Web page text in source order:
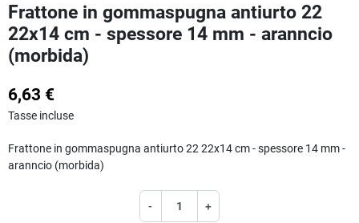
Frattone in gommaspugna antiurto 22
22x14 cm - spessore 14 mm - aranncio
(morbida)
6,63 €
Tasse incluse
Frattone in gommaspugna antiurto 22 22x14 cm - spessore 14 mm -
aranncio (morbida)
- +